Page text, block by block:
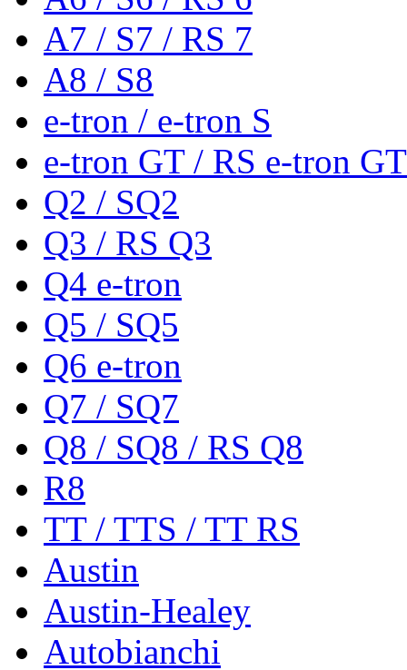
A7 / S7 / RS 7
A8 / S8
e-tron / e-tron S
e-tron GT / RS e-tron GT
Q2 / SQ2
Q3 / RS Q3
Q4 e-tron
Q5 / SQ5
Q6 e-tron
Q7 / SQ7
Q8 / SQ8 / RS Q8
R8
TT / TTS / TT RS
Austin
Austin-Healey
Autobianchi